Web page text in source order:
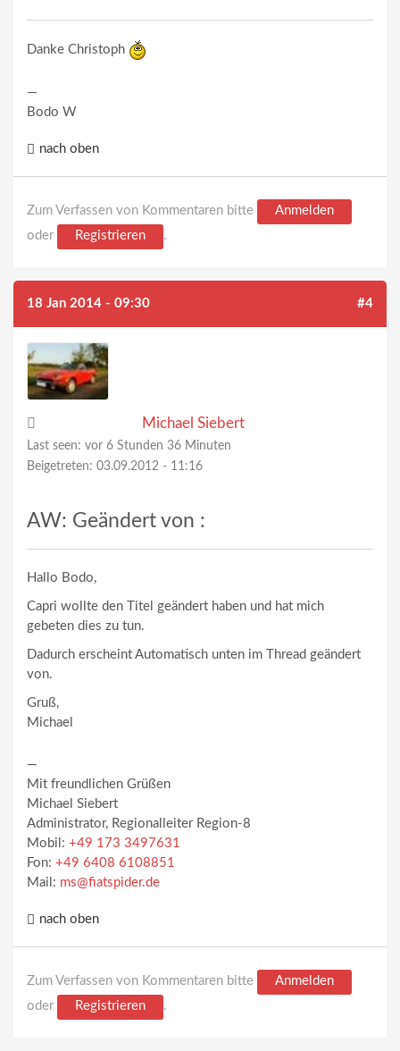
Danke Christoph
—
Bodo W
nach oben
Zum Verfassen von Kommentaren bitte
Anmelden
oder
Registrieren .
18 Jan 2014 - 09:30 #4
Michael Siebert
Last seen: vor 6 Stunden 36 Minuten
Beigetreten: 03.09.2012 - 11:16
AW: Geändert von :
Hallo Bodo,
Capri wollte den Titel geändert haben und hat mich
gebeten dies zu tun.
Dadurch erscheint Automatisch unten im Thread geändert
von.
Gruß,
Michael
—
Mit freundlichen Grüßen
Michael Siebert
Administrator, Regionalleiter Region-8
Mobil: +49 173 3497631
Fon: +49 6408 6108851
Mail: ms@fiatspider.de
nach oben
Zum Verfassen von Kommentaren bitte
Anmelden
oder
Registrieren .